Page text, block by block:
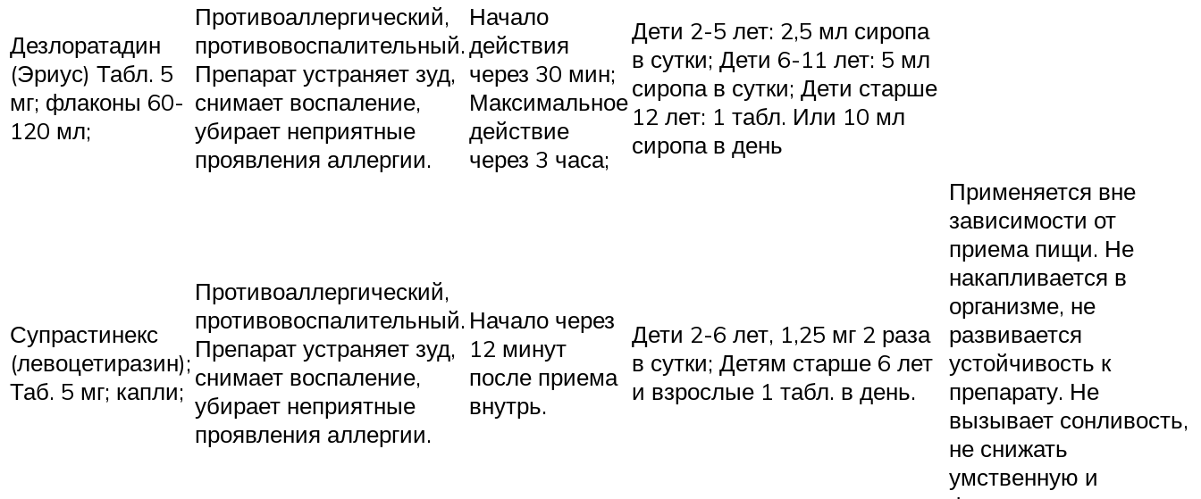
Дезлоратадин
(Эриус) Табл. 5
мг; флаконы 60-
120 мл;
Противоаллергический,
противовоспалительный.
Препарат устраняет зуд,
снимает воспаление,
убирает неприятные
проявления аллергии.
Начало
действия
через 30 мин;
Максимальное
действие
через 3 часа;
Дети 2-5 лет: 2,5 мл сиропа
в сутки; Дети 6-11 лет: 5 мл
сиропа в сутки; Дети старше
12 лет: 1 табл. Или 10 мл
сиропа в день
Супрастинекс
(левоцетиразин);
Таб. 5 мг; капли;
Противоаллергический,
противовоспалительный.
Препарат устраняет зуд,
снимает воспаление,
убирает неприятные
проявления аллергии.
Начало через
12 минут
после приема
внутрь.
Дети 2-6 лет, 1,25 мг 2 раза
в сутки; Детям старше 6 лет
и взрослые 1 табл. в день.
Применяется вне
зависимости от
приема пищи. Не
накапливается в
организме, не
развивается
устойчивость к
препарату. Не
вызывает сонливость,
не снижать
умственную и